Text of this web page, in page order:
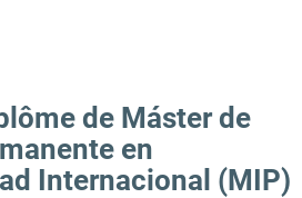
de Máster de
en
Internacional (MIP)